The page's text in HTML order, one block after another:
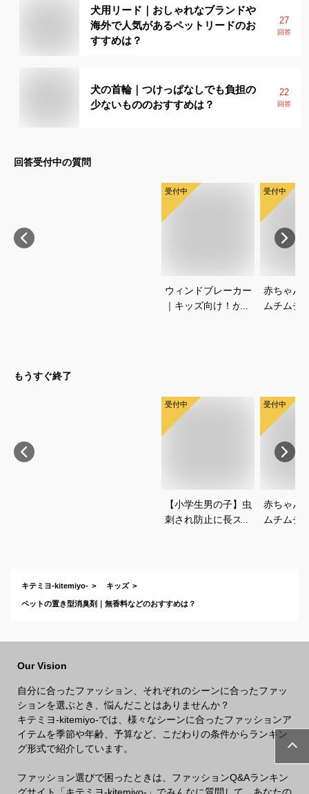
犬用リード｜おしゃれなブランドや
海外で人気があるペットリードのお
すすめは？
27
回答
犬の首輪｜つけっぱなしでも負担の
少ないもののおすすめは？
22
回答
回答受付中の質問
受付中
ウィンドブレーカー
｜キッズ向け！かっ
受付中
赤ちゃん
ムチムチ
もうすぐ終了
受付中
【小学生男の子】虫
刺され防止に長ズボ
受付中
赤ちゃん
ムチムチ
キテミヨ-kitemiyo- キッズ
ペットの置き型消臭剤｜無香料などのおすすめは？
Our Vision
自分に合ったファッション、それぞれのシーンに合ったファッ
ションを選ぶとき、悩んだことはありませんか？
キテミヨ-kitemiyo-では、様々なシーンに合ったファッションア
イテムを季節や年齢、予算など、こだわりの条件からランキン
グ形式で紹介しています。
ファッション選びで困ったときは、ファッションQ&Aランキン